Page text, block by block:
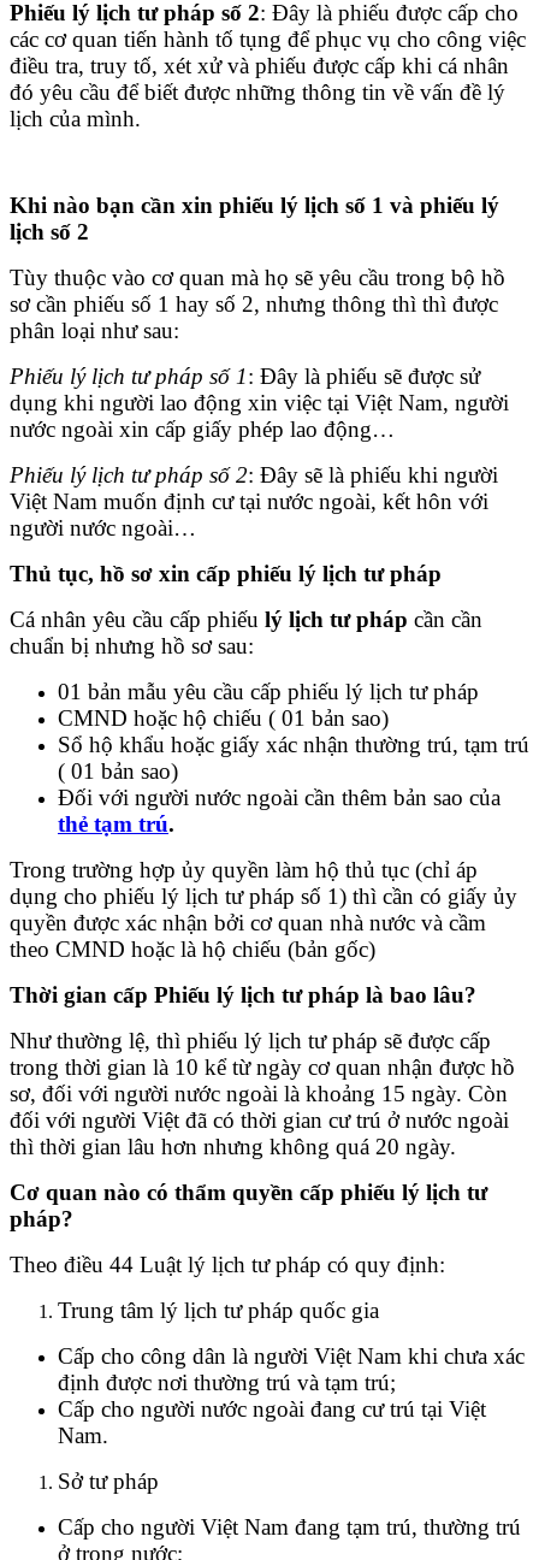
Phiếu lý lịch tư pháp số 2: Đây là phiếu được cấp cho
các cơ quan tiến hành tố tụng để phục vụ cho công việc
điều tra, truy tố, xét xử và phiếu được cấp khi cá nhân
đó yêu cầu để biết được những thông tin về vấn đề lý
lịch của mình.
Khi nào bạn cần xin phiếu lý lịch số 1 và phiếu lý
lịch số 2
Tùy thuộc vào cơ quan mà họ sẽ yêu cầu trong bộ hồ
sơ cần phiếu số 1 hay số 2, nhưng thông thì thì được
phân loại như sau:
Phiếu lý lịch tư pháp số 1: Đây là phiếu sẽ được sử
dụng khi người lao động xin việc tại Việt Nam, người
nước ngoài xin cấp giấy phép lao động…
Phiếu lý lịch tư pháp số 2: Đây sẽ là phiếu khi người
Việt Nam muốn định cư tại nước ngoài, kết hôn với
người nước ngoài…
Thủ tục, hồ sơ xin cấp phiếu lý lịch tư pháp
Cá nhân yêu cầu cấp phiếu lý lịch tư pháp cần cần
chuẩn bị nhưng hồ sơ sau:
01 bản mẫu yêu cầu cấp phiếu lý lịch tư pháp
CMND hoặc hộ chiếu ( 01 bản sao)
Sổ hộ khẩu hoặc giấy xác nhận thường trú, tạm trú
( 01 bản sao)
Đối với người nước ngoài cần thêm bản sao của
thẻ tạm trú.
Trong trường hợp ủy quyền làm hộ thủ tục (chỉ áp
dụng cho phiếu lý lịch tư pháp số 1) thì cần có giấy ủy
quyền được xác nhận bởi cơ quan nhà nước và cầm
theo CMND hoặc là hộ chiếu (bản gốc)
Thời gian cấp Phiếu lý lịch tư pháp là bao lâu?
Như thường lệ, thì phiếu lý lịch tư pháp sẽ được cấp
trong thời gian là 10 kể từ ngày cơ quan nhận được hồ
sơ, đối với người nước ngoài là khoảng 15 ngày. Còn
đối với người Việt đã có thời gian cư trú ở nước ngoài
thì thời gian lâu hơn nhưng không quá 20 ngày.
Cơ quan nào có thẩm quyền cấp phiếu lý lịch tư
pháp?
Theo điều 44 Luật lý lịch tư pháp có quy định:
Trung tâm lý lịch tư pháp quốc gia
Cấp cho công dân là người Việt Nam khi chưa xác
định được nơi thường trú và tạm trú;
Cấp cho người nước ngoài đang cư trú tại Việt
Nam.
Sở tư pháp
Cấp cho người Việt Nam đang tạm trú, thường trú
ở trong nước;